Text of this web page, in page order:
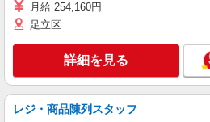
月給 254,160円
足立区
詳細を見る
レジ・商品陳列スタッフ